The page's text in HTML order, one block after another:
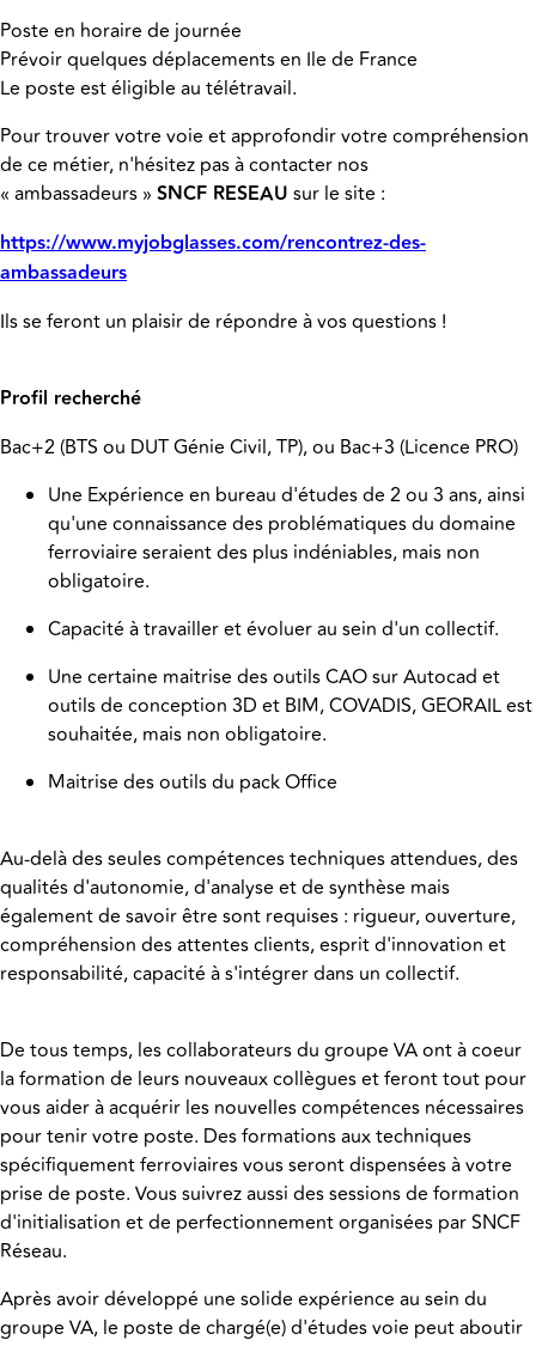
Poste en horaire de journée
Prévoir quelques déplacements en Ile de France
Le poste est éligible au télétravail.
Pour trouver votre voie et approfondir votre compréhension
de ce métier, n'hésitez pas à contacter nos
« ambassadeurs » SNCF RESEAU sur le site :
https://www.myjobglasses.com/rencontrez-des-
ambassadeurs
Ils se feront un plaisir de répondre à vos questions !
Profil recherché
Bac+2 (BTS ou DUT Génie Civil, TP), ou Bac+3 (Licence PRO)
Une Expérience en bureau d'études de 2 ou 3 ans, ainsi
qu'une connaissance des problématiques du domaine
ferroviaire seraient des plus indéniables, mais non
obligatoire.
Capacité à travailler et évoluer au sein d'un collectif.
Une certaine maitrise des outils CAO sur Autocad et
outils de conception 3D et BIM, COVADIS, GEORAIL est
souhaitée, mais non obligatoire.
Maitrise des outils du pack Office
Au-delà des seules compétences techniques attendues, des
qualités d'autonomie, d'analyse et de synthèse mais
également de savoir être sont requises : rigueur, ouverture,
compréhension des attentes clients, esprit d'innovation et
responsabilité, capacité à s'intégrer dans un collectif.
De tous temps, les collaborateurs du groupe VA ont à coeur
la formation de leurs nouveaux collègues et feront tout pour
vous aider à acquérir les nouvelles compétences nécessaires
pour tenir votre poste. Des formations aux techniques
spécifiquement ferroviaires vous seront dispensées à votre
prise de poste. Vous suivrez aussi des sessions de formation
d'initialisation et de perfectionnement organisées par SNCF
Réseau.
Après avoir développé une solide expérience au sein du
groupe VA, le poste de chargé(e) d'études voie peut aboutir